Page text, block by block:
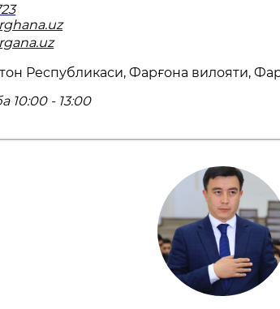
Республикаси, Фарғона вилояти,
10:00 - 13:00